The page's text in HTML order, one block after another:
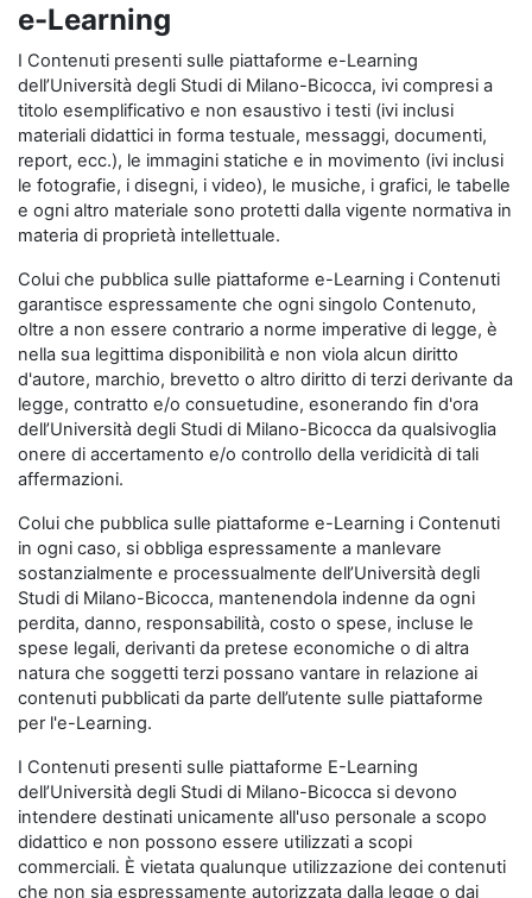
e-Learning
I Contenuti presenti sulle piattaforme e-Learning
dell’Università degli Studi di Milano-Bicocca, ivi compresi a
titolo esemplificativo e non esaustivo i testi (ivi inclusi
materiali didattici in forma testuale, messaggi, documenti,
report, ecc.), le immagini statiche e in movimento (ivi inclusi
le fotografie, i disegni, i video), le musiche, i grafici, le tabelle
e ogni altro materiale sono protetti dalla vigente normativa in
materia di proprietà intellettuale.
Colui che pubblica sulle piattaforme e-Learning i Contenuti
garantisce espressamente che ogni singolo Contenuto,
oltre a non essere contrario a norme imperative di legge, è
nella sua legittima disponibilità e non viola alcun diritto
d'autore, marchio, brevetto o altro diritto di terzi derivante da
legge, contratto e/o consuetudine, esonerando fin d'ora
dell’Università degli Studi di Milano-Bicocca da qualsivoglia
onere di accertamento e/o controllo della veridicità di tali
affermazioni.
Colui che pubblica sulle piattaforme e-Learning i Contenuti
in ogni caso, si obbliga espressamente a manlevare
sostanzialmente e processualmente dell’Università degli
Studi di Milano-Bicocca, mantenendola indenne da ogni
perdita, danno, responsabilità, costo o spese, incluse le
spese legali, derivanti da pretese economiche o di altra
natura che soggetti terzi possano vantare in relazione ai
contenuti pubblicati da parte dell’utente sulle piattaforme
per l'e-Learning.
I Contenuti presenti sulle piattaforme E-Learning
dell’Università degli Studi di Milano-Bicocca si devono
intendere destinati unicamente all'uso personale a scopo
didattico e non possono essere utilizzati a scopi
commerciali. È vietata qualunque utilizzazione dei contenuti
che non sia espressamente autorizzata dalla legge o dai